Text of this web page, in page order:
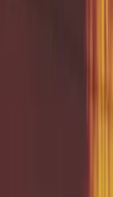
réaliser
la